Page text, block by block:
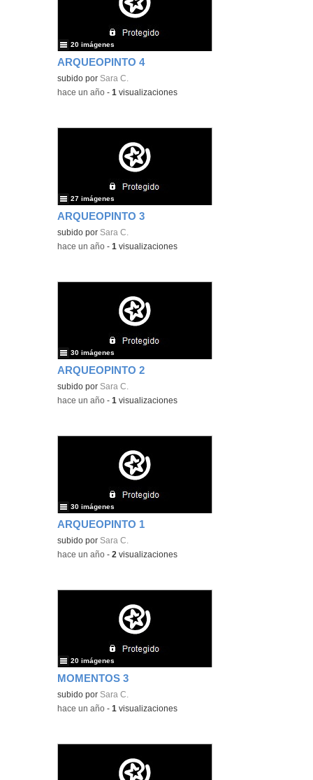
ARQUEOPINTO 4
subido por Sara C.
20 imágenes
-hace un año -1 visualizaciones
ARQUEOPINTO 3
subido por Sara C.
27 imágenes
-hace un año -1 visualizaciones
ARQUEOPINTO 2
subido por Sara C.
30 imágenes
-hace un año -1 visualizaciones
ARQUEOPINTO 1
subido por Sara C.
30 imágenes
-hace un año -2 visualizaciones
MOMENTOS 3
subido por Sara C.
20 imágenes
-hace un año -1 visualizaciones